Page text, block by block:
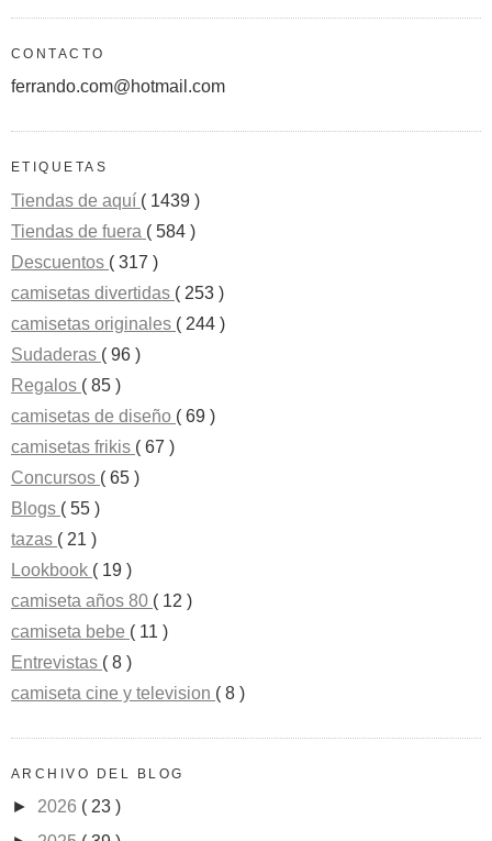
CONTACTO
ferrando.com@hotmail.com
ETIQUETAS
Tiendas de aquí ( 1439 )
Tiendas de fuera ( 584 )
Descuentos ( 317 )
camisetas divertidas ( 253 )
camisetas originales ( 244 )
Sudaderas ( 96 )
Regalos ( 85 )
camisetas de diseño ( 69 )
camisetas frikis ( 67 )
Concursos ( 65 )
Blogs ( 55 )
tazas ( 21 )
Lookbook ( 19 )
camiseta años 80 ( 12 )
camiseta bebe ( 11 )
Entrevistas ( 8 )
camiseta cine y television ( 8 )
ARCHIVO DEL BLOG
► 2026 ( 23 )